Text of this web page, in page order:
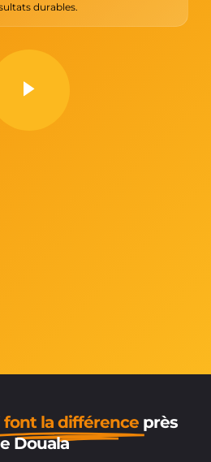
durables.
font la différence près
Douala